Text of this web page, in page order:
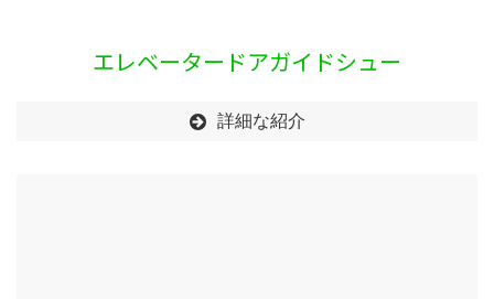
エレベータードアガイドシュー
詳細な紹介